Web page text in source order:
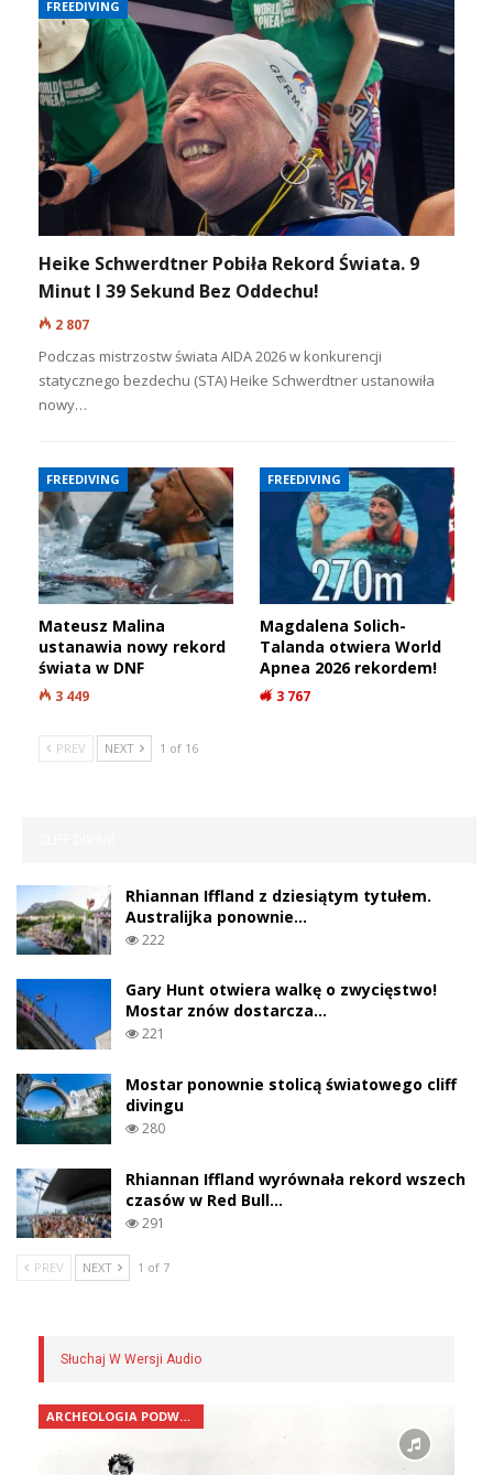
FREEDIVING
Heike Schwerdtner Pobiła Rekord Świata. 9
Minut I 39 Sekund Bez Oddechu!
2 807
Podczas mistrzostw świata AIDA 2026 w konkurencji
statycznego bezdechu (STA) Heike Schwerdtner ustanowiła
nowy…
FREEDIVING
Mateusz Malina
ustanawia nowy rekord
świata w DNF
3 449
FREEDIVING
Magdalena Solich-
Talanda otwiera World
Apnea 2026 rekordem!
3 767
PREV NEXT 1 of 16
Rhiannan Iffland z dziesiątym tytułem.
Australijka ponownie…
222
Gary Hunt otwiera walkę o zwycięstwo!
Mostar znów dostarcza…
221
Mostar ponownie stolicą światowego cliff
divingu
280
Rhiannan Iffland wyrównała rekord wszech
czasów w Red Bull…
291
PREV NEXT 1 of 7
Słuchaj W Wersji Audio
ARCHEOLOGIA PODWODNA